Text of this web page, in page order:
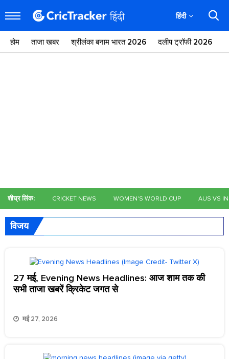
हिंदी
होम ताजा खबर श्रीलंका बनाम भारत 2026 दलीप ट्रॉफी 2026
शीघ्र लिंक: CRICKET NEWS WOMEN'S WORLD CUP AUS VS
विजय
27 मई, Evening News Headlines: आज शाम तक की
सभी ताजा खबरें क्रिकेट जगत से
मई 27, 2026